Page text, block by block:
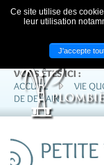
Ce site utilise des
leur utilisation
J'accepte
VOUS ÊTES ICI :
ACCUEIL
VIE
DE DEMAIN